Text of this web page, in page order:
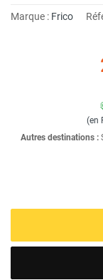
Marque : Frico
(en
Autres destinations :